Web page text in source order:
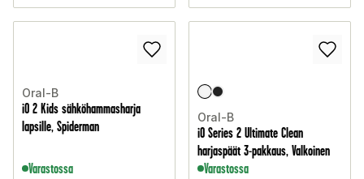
Oral-B
iO 2 Kids sähköhammasharja
lapsille, Spiderman
Varastossa
Oral-B
iO Series 2 Ultimate Clean
harjaspäät 3-pakkaus, Valkoinen
Varastossa